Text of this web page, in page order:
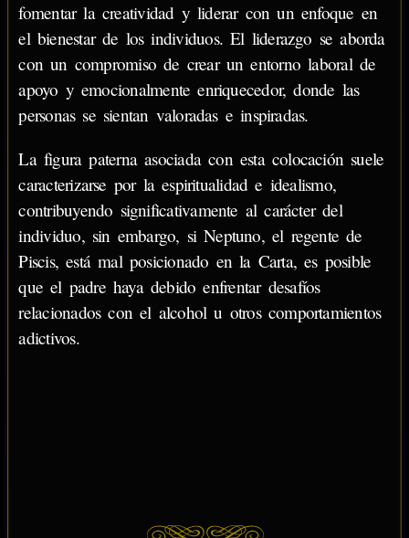
fomentar la creatividad y liderar con un enfoque en
el bienestar de los individuos. El liderazgo se aborda
con un compromiso de crear un entorno laboral de
apoyo y emocionalmente enriquecedor, donde las
personas se sientan valoradas e inspiradas.
La figura paterna asociada con esta colocación suele
caracterizarse por la espiritualidad e idealismo,
contribuyendo significativamente al carácter del
individuo, sin embargo, si Neptuno, el regente de
Piscis, está mal posicionado en la Carta, es posible
que el padre haya debido enfrentar desafíos
relacionados con el alcohol u otros comportamientos
adictivos.